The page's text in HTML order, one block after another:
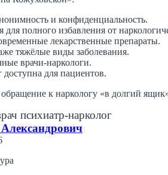
и конфиденциальность.
для полного избавления от
лекарственные препараты.
тяжёлые виды заболевания.
врачи-наркологи.
доступна для пациентов.
к наркологу «в долгий
психиатр-нарколог